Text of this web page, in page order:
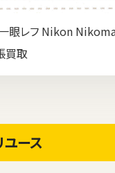
一眼レフ Nikon
買取
ース